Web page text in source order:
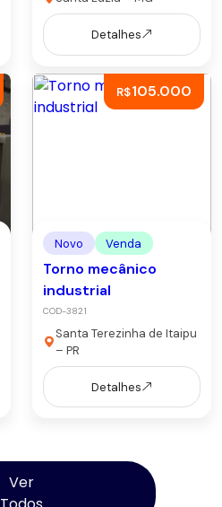
Detalhes
R$105.000
Novo Venda
Torno mecânico
industrial
COD-3821
Santa Terezinha de Itaipu
– PR
Detalhes
Ver